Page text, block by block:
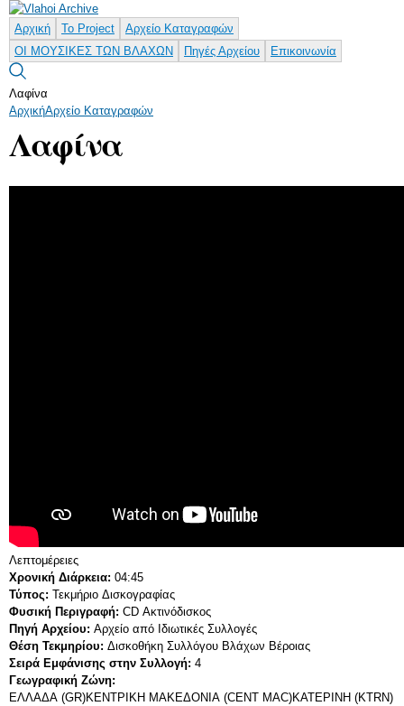
προς το
κυρίως
περιεχόμενο
Αρχική Το Project
Αρχείο Καταγραφών
ΟΙ ΜΟΥΣΙΚΕΣ ΤΩΝ ΒΛΑΧΩΝ
Πηγές Αρχείου Επικοινωνία
Λαφίνα
ΑρχικήΑρχείο Καταγραφών
Λαφίνα
Λεπτομέρειες
Χρονική Διάρκεια: 04:45
Τύπος: Τεκμήριο Δισκογραφίας
Φυσική Περιγραφή: CD Ακτινόδισκος
Πηγή Αρχείου: Αρχείο από Ιδιωτικές Συλλογές
Θέση Τεκμηρίου: Δισκοθήκη Συλλόγου Βλάχων Βέροιας
Σειρά Εμφάνισης στην Συλλογή: 4
Γεωγραφική Ζώνη:
ΕΛΛΑΔΑ (GR)ΚΕΝΤΡΙΚΗ ΜΑΚΕΔΟΝΙΑ (CENT MAC)ΚΑΤΕΡΙΝΗ (KTRN)